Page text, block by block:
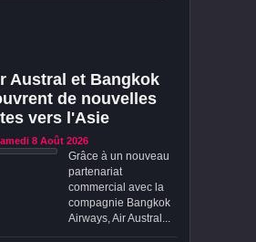
Austral et Bangkok
de nouvelles
vers l'Asie
8 Août 2026
Grâce à un nouveau
partenariat
commercial avec la
compagnie Bangkok
Airways, Air Austral...